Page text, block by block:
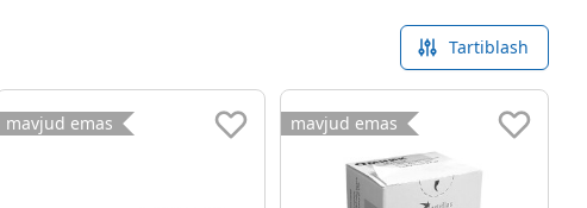
Tartiblash
mavjud emas mavjud emas